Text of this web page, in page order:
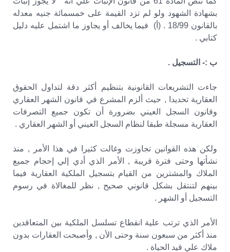
بشهادة الشهود ولو لم تزد القيمة على خمسمائة جنيه معدله
بالقانون 18/99 . (أ‌) فيما يخالف أو يجاوز ما اشتمل عليه دليل
كتابي .
ب :- التسجيل .
جاءت التشريعات القانونية بتنظيم أكثر دقة لتداول الحقوق
العقارية تحديدا , حيث ألزم المشرع في قانون الشهر العقاري
وقانون السجل العيني بضرورة أن تكون جميع التصرفات
العقارية مسجلة طبقا لنظام السجل العيني أو الشهر العقاري .
ولكن هذه القوانين تجاوزت وغالت كثيرا في هذا الأمر , منذ
نشأتها وحتى فترة قريبة , الأمر الذي أدي إلي إحجام جميع
الملاك والمشترين من القيام بتسجيل الملكية العقارية فيما
بينهم لتنتقل بشكل قانوني صحيح , نظر للمغالاة في رسوم
التسجيل أو الشهر .
الأمر الذي ترتب علية انقطاع تسلسل الملكية بين المتعاقدين
منذ أكثر من سبعون سنة وحتى الأن , وأصبحت العقارات بدون
ملاك علي قيد الحياة .